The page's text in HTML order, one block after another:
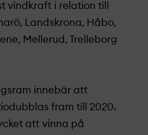
vindkraft i relation till
Landskrona, Håbo,
Mellerud, Trelleborg
innebär att
fram till 2020.
att vinna på